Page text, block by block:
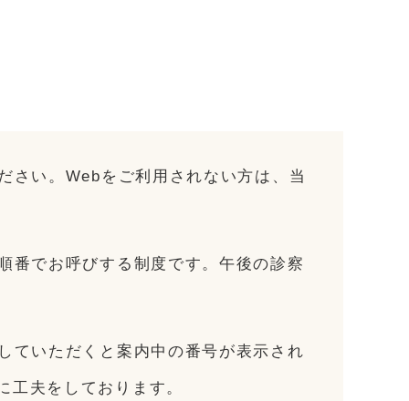
さい。Webをご利用されない方は、当
番でお呼びする制度です。午後の診察
いただくと案内中の番号が表示され
夫をしております。